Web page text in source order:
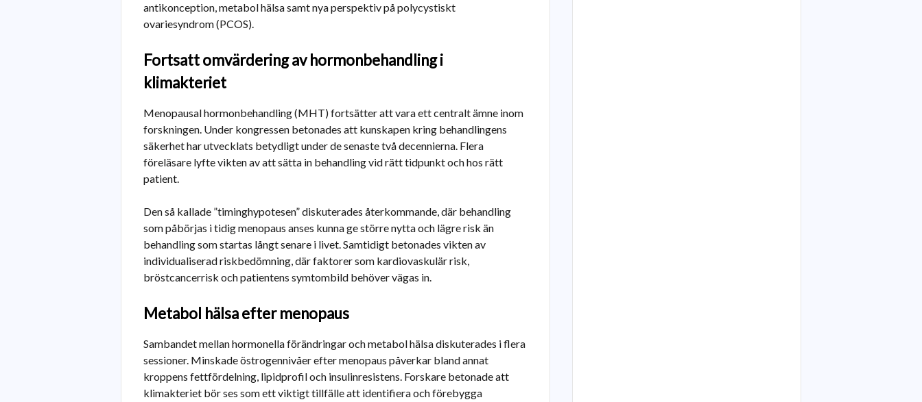
antikonception, metabol hälsa samt nya perspektiv på polycystiskt
ovariesyndrom (PCOS).
Fortsatt omvärdering av hormonbehandling i
klimakteriet
Menopausal hormonbehandling (MHT) fortsätter att vara ett centralt ämne inom
forskningen. Under kongressen betonades att kunskapen kring behandlingens
säkerhet har utvecklats betydligt under de senaste två decennierna. Flera
föreläsare lyfte vikten av att sätta in behandling vid rätt tidpunkt och hos rätt
patient.
Den så kallade ”timinghypotesen” diskuterades återkommande, där behandling
som påbörjas i tidig menopaus anses kunna ge större nytta och lägre risk än
behandling som startas långt senare i livet. Samtidigt betonades vikten av
individualiserad riskbedömning, där faktorer som kardiovaskulär risk,
bröstcancerrisk och patientens symtombild behöver vägas in.
Metabol hälsa efter menopaus
Sambandet mellan hormonella förändringar och metabol hälsa diskuterades i flera
sessioner. Minskade östrogennivåer efter menopaus påverkar bland annat
kroppens fettfördelning, lipidprofil och insulinresistens. Forskare betonade att
klimakteriet bör ses som ett viktigt tillfälle att identifiera och förebygga